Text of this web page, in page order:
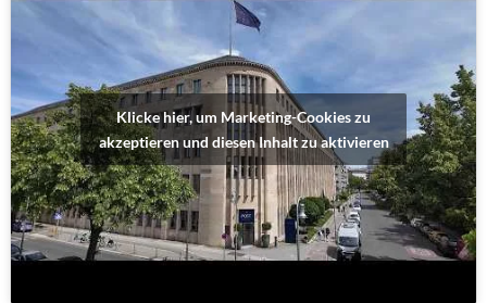
Klicke hier, um Marketing-Cookies zu
akzeptieren und diesen Inhalt zu aktivieren